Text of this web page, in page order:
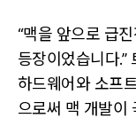
“맥을 앞으로 급
등장이었습니다.”
하드웨어와 소프
으로써 맥 개발이